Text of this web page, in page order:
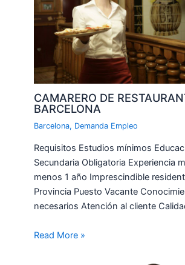
CAMARERO DE
BARCELONA
Barcelona, Demanda Empleo
Requisitos Estudios mínimos
Secundaria Obligatoria Experiencia
menos 1 año Imprescindible
Provincia Puesto Vacante
necesarios Atención al cliente
Read More »